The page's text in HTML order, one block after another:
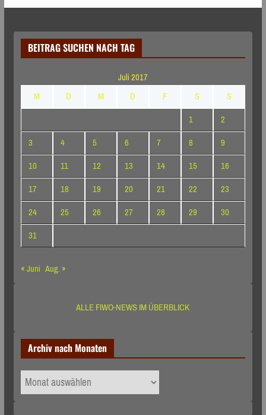
BEITRAG SUCHEN NACH TAG
Juli 2017
M
D M D F S
S
1
2
3
4 5 6 7 8
9
10
11 12 13 14 15
16
17
18 19 20 21 22
23
24
25 26 27 28 29
30
31
« Juni Aug. »
ALLE FIWO-NEWS IM ÜBERBLICK
Archiv nach Monaten
Archiv
nach